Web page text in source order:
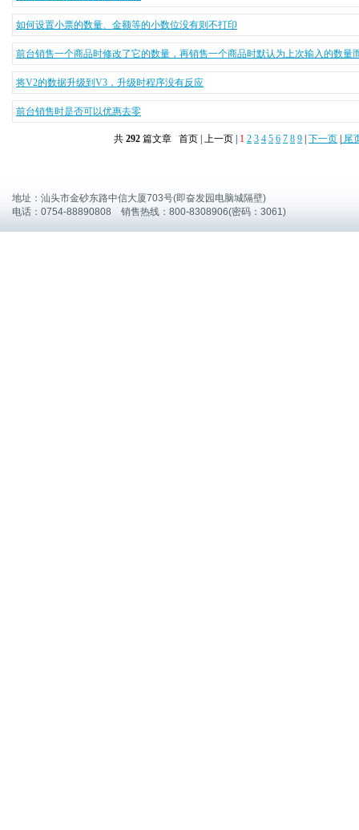
如何设置小票的数量、金额等的小数位没有则不打印
前台销售一个商品时修改了它的数量，再销售一个商品时默认为上次输入的数量
将V2的数据升级到V3，升级时程序没有反应
前台销售时是否可以优惠去零
共 292 篇文章 首页 | 上一页 | 1 2 3 4 5 6 7 8 9 下一页 尾
地址：汕头市金砂东路中信大厦703号(即奋发园电脑城隔壁)
电话：0754-88890808 销售热线：800-8308906(密码：3061)